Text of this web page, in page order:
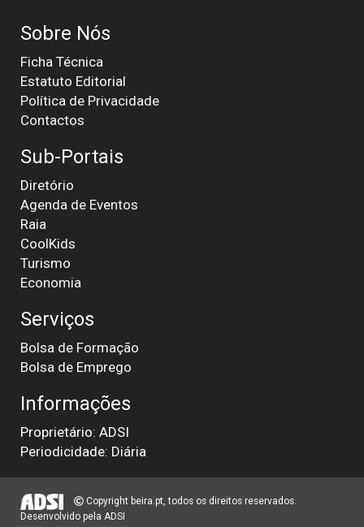
Sobre Nós
Ficha Técnica
Estatuto Editorial
Política de Privacidade
Contactos
Sub-Portais
Diretório
Agenda de Eventos
Raia
CoolKids
Turismo
Economia
Serviços
Bolsa de Formação
Bolsa de Emprego
Informações
Proprietário: ADSI
Periodicidade: Diária
Copyright beira.pt, todos os direitos reservados.
Desenvolvido pela ADSI